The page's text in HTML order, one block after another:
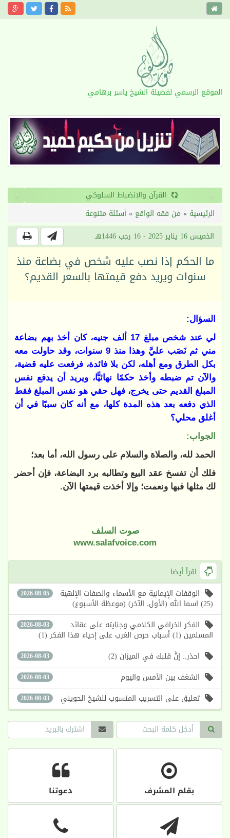
الموقع الرسمي لفضيلة الشيخ ياسر برهامي
القرآن والانضباط السلوكي ‹
›
الرئيسية » من فقه الواقع »أسئلة متنوعة
الخميس 16 يناير 2025 - 16 رجب 1446هـ
ما الحكم إذا نصب عليه شخص في بضاعة منذ
سنوات ويريد دفع قيمتها بالسعر القديم؟
السؤال:
لي عند شخص مبلغ 17 ألف جنيه، كان أخذ بهم بضاعة
مني ثم نَصَب عليَّ وهذا منذ 9 سنوات، وقد حاولت معه
بكل الطرق ومع أهله، لكن بلا فائدة، فرفعت عليه قضية،
والآن تم ضبطه وأخذ حكمًا نهائيًّا، ويريد أن يدفع نفس
المبلغ القديم حتى يخرج، فهل حقي هو نفس المبلغ فقط
الذي دفعه بعد هذه المدة كلها، مع أنه كان سببًا في أن
أغلق محلي؟
الجواب:
الحمد لله، والصلاة والسلام على رسول الله، أما بعد؛
فلك أن تفسخ عقد البيع وتطالبه برد البضاعة، فإن أحضر
لك مثلها فبها ونعمت؛ وإلا أخذت قيمتها الآن.
صوت السلف
www.salafvoice.com
اقرأ أيضا
2026-08-05 الوقفات الإيمانية مع الأسماء والصفات الإلهية
(25) اسما الله (الأول، الآخر) (موعظة الأسبوع)
2026-08-03 الفكر الخرافي الكلامي وجنايته على عقائد
المسلمين (1) أسباب حرص الغرب على إحياء هذا الفكر (1)
2026-08-03 احذر.. إنَّ قلبك في الميزان (2)
2026-08-03 الشغف بين الأمس واليوم
2026-08-03 تعليق على التسريب المنسوب للشيخ الحويني
بقلم المشرف دعوتنا